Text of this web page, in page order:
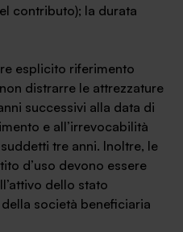
società di mediazione creditizia iscritta
contributo); la durata
esplicito riferimento
distrarre le attrezzature
successivi alla data di
e all’irrevocabilità
tre anni. Inoltre, le
d’uso devono essere
dello stato
società beneficiaria